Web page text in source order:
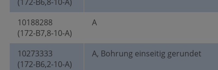
10188288
(172-B7,8-10-A)
A
10273333
(172-B6,2-10-A)
A, Bohrung einseitig gerundet